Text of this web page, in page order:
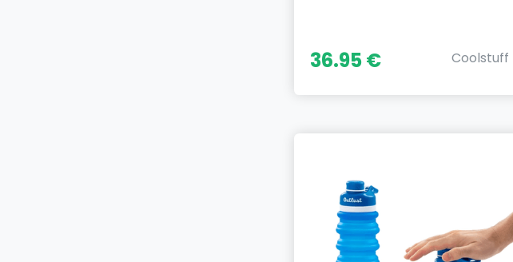
36.95 € Coolstuff